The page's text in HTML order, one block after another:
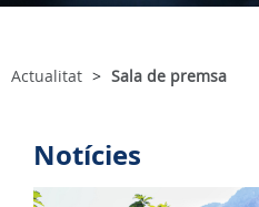
Actualitat Sala de premsa
Notícies